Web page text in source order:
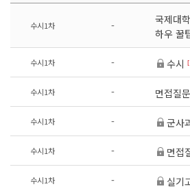
수시1차 -
국제대
하우 꿀
수시1차 - 수시
수시1차 - 면접질문
수시1차 - 군사
수시1차 - 면접
수시1차 - 실기